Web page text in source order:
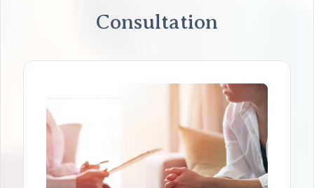
Consultation
Séance individuelle
S’adresse à toute personne traversant des
difficultés et souhaitant avoir un regard
neutre et extérieur, être guidé et accompagné
dans des choix de vie, faire le point sur sa
situation, approfondir des questionnements
personnels ou pour toute autre demande